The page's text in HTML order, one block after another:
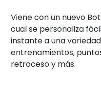
Viene con un nuevo
cual se personaliza
instante a una
entrenamientos,
retroceso y más.